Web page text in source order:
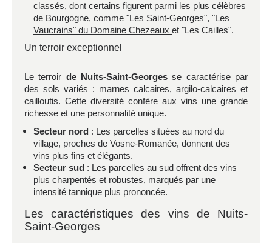
classés, dont certains figurent parmi les plus célèbres
de Bourgogne, comme "Les Saint-Georges", "Les
Vaucrains" du Domaine Chezeaux et "Les Cailles".
Un terroir exceptionnel
Le terroir de Nuits-Saint-Georges se caractérise par
des sols variés : marnes calcaires, argilo-calcaires et
cailloutis. Cette diversité confère aux vins une grande
richesse et une personnalité unique.
Secteur nord : Les parcelles situées au nord du
village, proches de Vosne-Romanée, donnent des
vins plus fins et élégants.
Secteur sud : Les parcelles au sud offrent des vins
plus charpentés et robustes, marqués par une
intensité tannique plus prononcée.
Les caractéristiques des vins de Nuits-
Saint-Georges